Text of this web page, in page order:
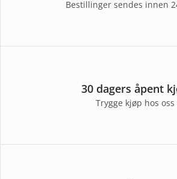
Bestillinger sendes innen
30 dagers åpent
Trygge kjøp hos oss